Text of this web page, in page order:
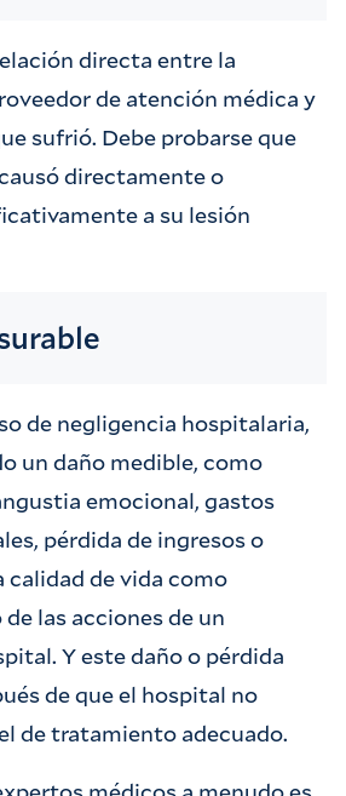
directa entre la
de atención médica y
sufrió. Debe probarse que
directamente o
a su lesión
de negligencia hospitalaria,
un daño medible, como
emocional, gastos
pérdida de ingresos o
calidad de vida como
las acciones de un
Y este daño o pérdida
de que el hospital no
de tratamiento adecuado.